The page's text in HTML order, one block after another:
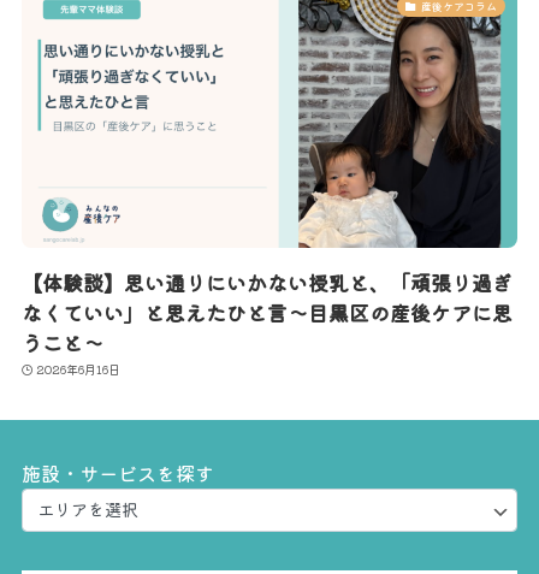
産後ケアコラム
【体験談】思い通りにいかない授乳と、「頑張り過ぎ
なくていい」と思えたひと言〜目黒区の産後ケアに思
うこと〜
2026年6月16日
施設・サービスを探す